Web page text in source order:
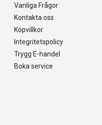
Vanliga Frågor
Kontakta oss
Köpvillkor
Integritetspolicy
Trygg E-handel
Boka service